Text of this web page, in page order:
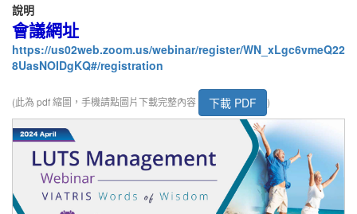
說明
會議網址
https://us02web.zoom.us/webinar/register/WN_xLgc6vmeQ22
8UasNOIDgKQ#/registration
(此為 pdf 縮圖，手機請點圖片下載完整內容 下載 PDF )